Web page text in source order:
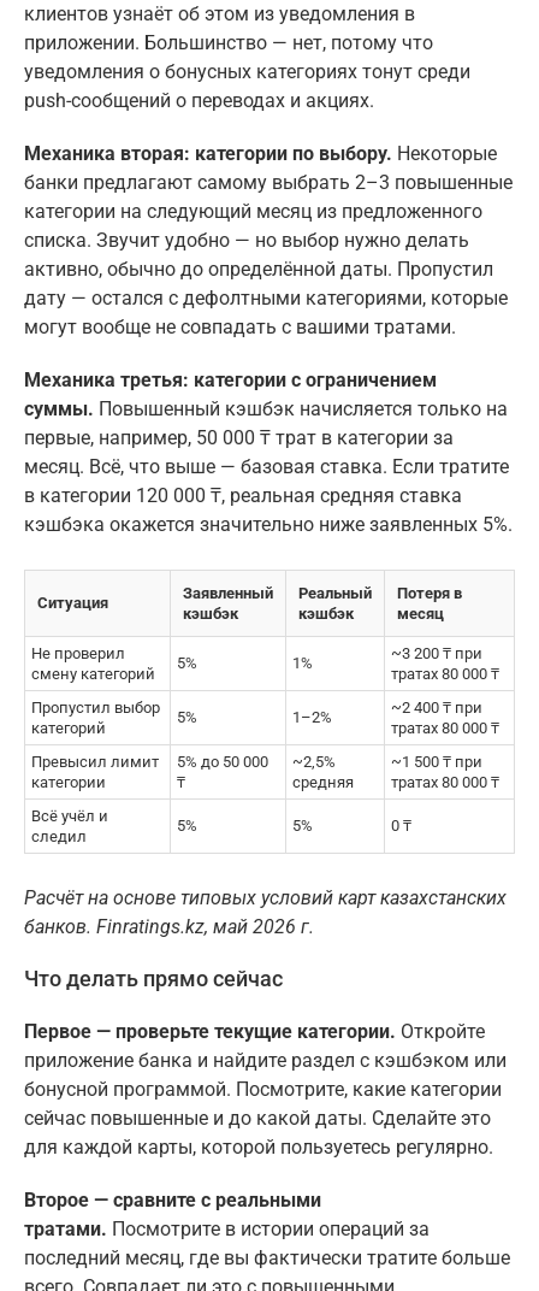
клиентов узнаёт об этом из уведомления в
приложении. Большинство — нет, потому что
уведомления о бонусных категориях тонут среди
push-сообщений о переводах и акциях.
Механика вторая: категории по выбору. Некоторые
банки предлагают самому выбрать 2–3 повышенные
категории на следующий месяц из предложенного
списка. Звучит удобно — но выбор нужно делать
активно, обычно до определённой даты. Пропустил
дату — остался с дефолтными категориями, которые
могут вообще не совпадать с вашими тратами.
Механика третья: категории с ограничением
суммы. Повышенный кэшбэк начисляется только на
первые, например, 50 000 ₸ трат в категории за
месяц. Всё, что выше — базовая ставка. Если тратите
в категории 120 000 ₸, реальная средняя ставка
кэшбэка окажется значительно ниже заявленных 5%.
Ситуация
Заявленный
кэшбэк
Реальный
кэшбэк
Потеря в
месяц
Не проверил
смену категорий
5% 1%
~3 200 ₸ при
тратах 80 000 ₸
Пропустил выбор
категорий
5% 1–2%
~2 400 ₸ при
тратах 80 000 ₸
Превысил лимит
категории
5% до 50 000
₸
~2,5%
средняя
~1 500 ₸ при
тратах 80 000 ₸
Всё учёл и
следил
5% 5% 0 ₸
Расчёт на основе типовых условий карт казахстанских
банков. Finratings.kz, май 2026 г.
Что делать прямо сейчас
Первое — проверьте текущие категории. Откройте
приложение банка и найдите раздел с кэшбэком или
бонусной программой. Посмотрите, какие категории
сейчас повышенные и до какой даты. Сделайте это
для каждой карты, которой пользуетесь регулярно.
Второе — сравните с реальными
тратами. Посмотрите в истории операций за
последний месяц, где вы фактически тратите больше